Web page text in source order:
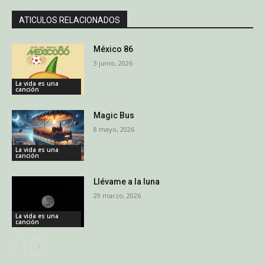
ATICULOS RELACIONADOS
La vida es una
canción
México 86
3 junio, 2026
La vida es una
canción
Magic Bus
8 mayo, 2026
La vida es una
canción
Llévame a la luna
29 marzo, 2026